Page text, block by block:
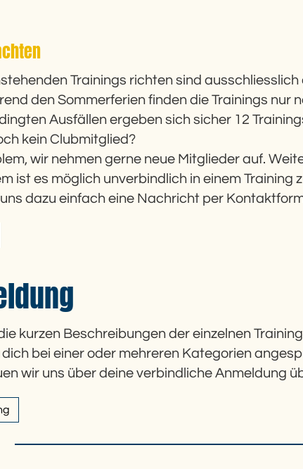
Trainings richten sind
den Sommerferien finden die Trainings
Ausfällen ergeben sich sicher 12
kein Clubmitglied?
wir nehmen gerne neue Mitglieder auf.
ist es möglich unverbindlich in einem
dazu einfach eine Nachricht per
kurzen Beschreibungen der einzelnen
dich bei einer oder mehreren Kategorien
wir uns über deine verbindliche Anmeldung